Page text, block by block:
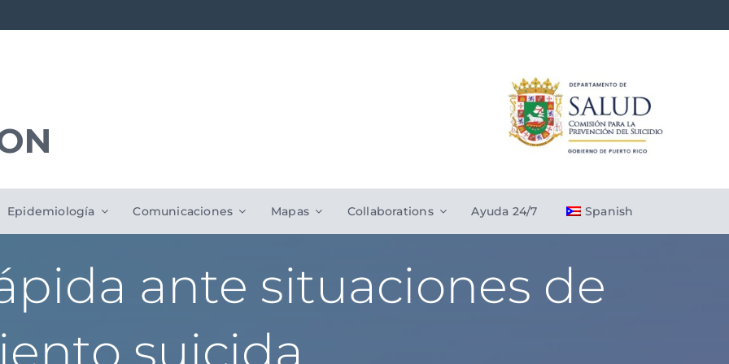
Epidemiología Comunicaciones Mapas Collaborations Ayuda 24/7 Spanish
ante situaciones de
suicida